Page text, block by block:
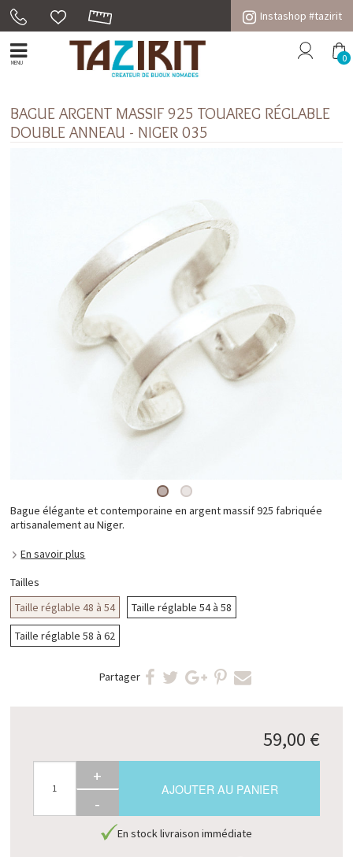
Instashop #tazirit
MENU 0
BAGUE ARGENT MASSIF 925 TOUAREG RÉGLABLE
DOUBLE ANNEAU - NIGER 035
Bague élégante et contemporaine en argent massif 925 fabriquée
artisanalement au Niger.
En savoir plus
Tailles
Taille réglable 48 à 54
Taille réglable 54 à 58
Taille réglable 58 à 62
Partager
59,00 €
+
-
AJOUTER AU PANIER
En stock livraison immédiate